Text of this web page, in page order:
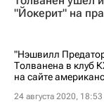
"Йокерит" на
"Нэшвилл
Толванена в клуб
на сайте
24 августа 2020, 18:53